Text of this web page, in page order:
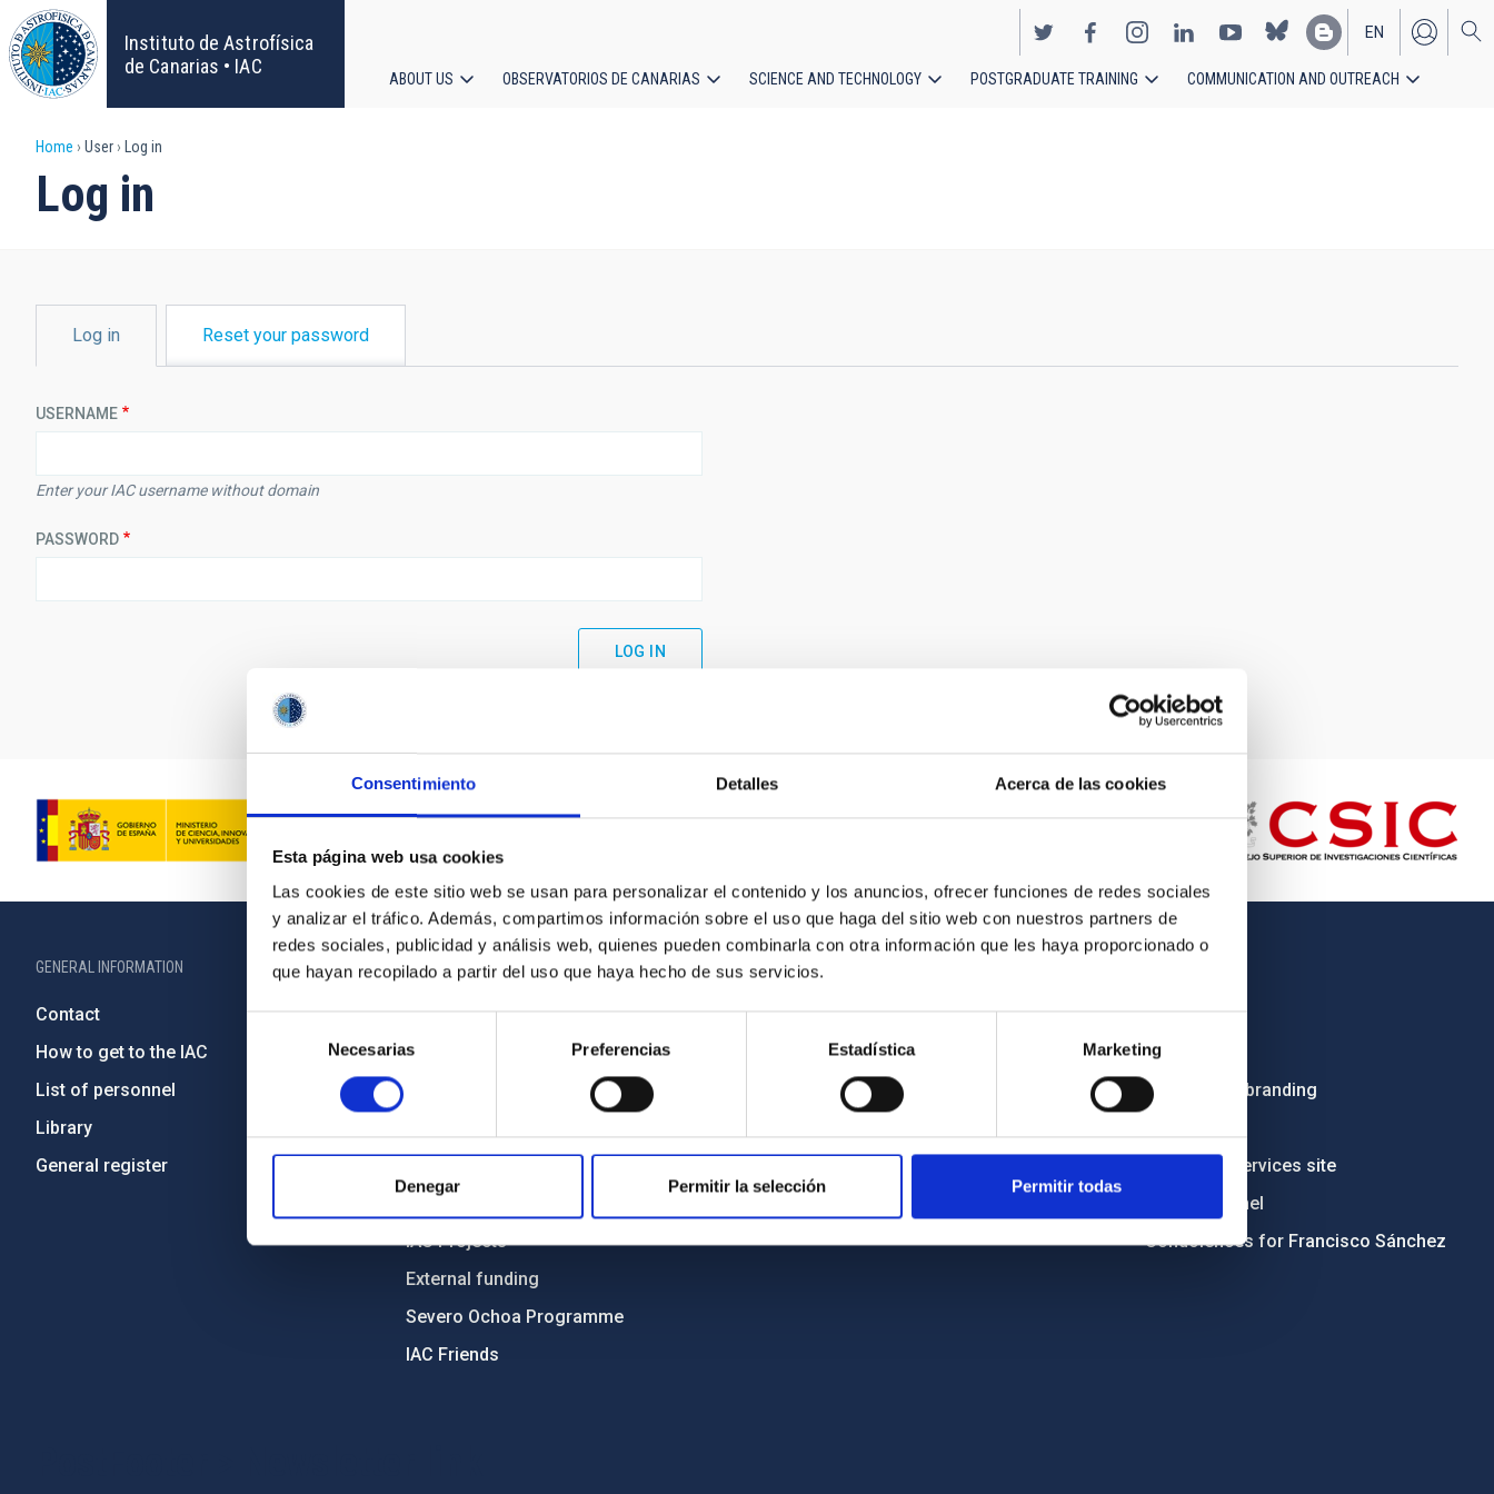
Consentimiento Detalles Acerca de las cookies
Esta página web usa cookies
Las cookies de este sitio web se usan para personalizar el contenido y los anuncios, ofrecer funciones de redes sociales
y analizar el tráfico. Además, compartimos información sobre el uso que haga del sitio web con nuestros partners de
redes sociales, publicidad y análisis web, quienes pueden combinarla con otra información que les haya proporcionado o
que hayan recopilado a partir del uso que haya hecho de sus servicios.
consentimiento
Necesarias Preferencias Estadística Marketing
Denegar Permitir la selección Permitir todas
Skip
to
main
content
Instituto de Astrofísica
de Canarias • IAC
EN
ES
ABOUT US OBSERVATORIOS DE CANARIAS SCIENCE AND TECHNOLOGY POSTGRADUATE TRAINING COMMUNICATION AND OUTREACH
Breadcrumb
Home User Log in
Log in
TABSLog in Reset your password
USERNAME
Enter your IAC username without domain
PASSWORD
GENERAL INFORMATION
Contact
How to get to the IAC
List of personnel
Library
General register
ABOUT THE IAC
Legislation
Transparency
Code of ethics and anti-fraud policy
Environment and Sustainability
Forever IAC
IAC Projects
External funding
Severo Ochoa Programme
IAC Friends
IAC PORTAL
Sitemap
Privacy policy
Legal notice
Employment
Tenders
Institutional branding
Electronic services site
Ethics channel
Condolences for Francisco Sánchez